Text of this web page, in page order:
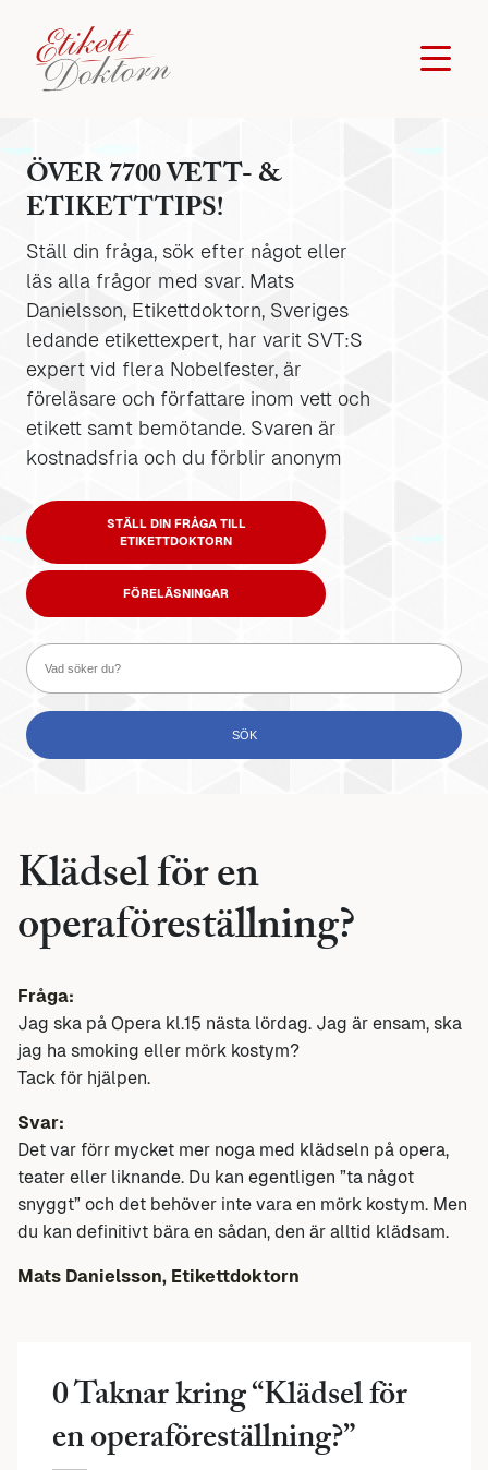
ÖVER 7700 VETT- &
ETIKETTTIPS!
Ställ din fråga, sök efter något eller
läs alla frågor med svar. Mats
Danielsson, Etikettdoktorn, Sveriges
ledande etikettexpert, har varit SVT:S
expert vid flera Nobelfester, är
föreläsare och författare inom vett och
etikett samt bemötande. Svaren är
kostnadsfria och du förblir anonym
STÄLL DIN FRÅGA TILL
ETIKETTDOKTORN
FÖRELÄSNINGAR
Klädsel för en
operaföreställning?
Fråga:
Jag ska på Opera kl.15 nästa lördag. Jag är ensam, ska
jag ha smoking eller mörk kostym?
Tack för hjälpen.
Svar:
Det var förr mycket mer noga med klädseln på opera,
teater eller liknande. Du kan egentligen ”ta något
snyggt” och det behöver inte vara en mörk kostym. Men
du kan definitivt bära en sådan, den är alltid klädsam.
Mats Danielsson, Etikettdoktorn
0 Taknar kring “Klädsel för
en operaföreställning?”